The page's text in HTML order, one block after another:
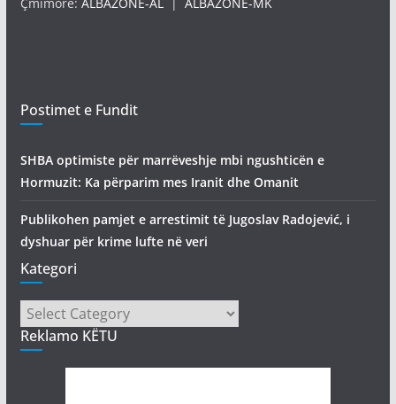
Postimet e Fundit
SHBA optimiste për marrëveshje mbi ngushticën e
Hormuzit: Ka përparim mes Iranit dhe Omanit
Publikohen pamjet e arrestimit të Jugoslav Radojević, i
dyshuar për krime lufte në veri
Kategori
Kategori
Reklamo KËTU